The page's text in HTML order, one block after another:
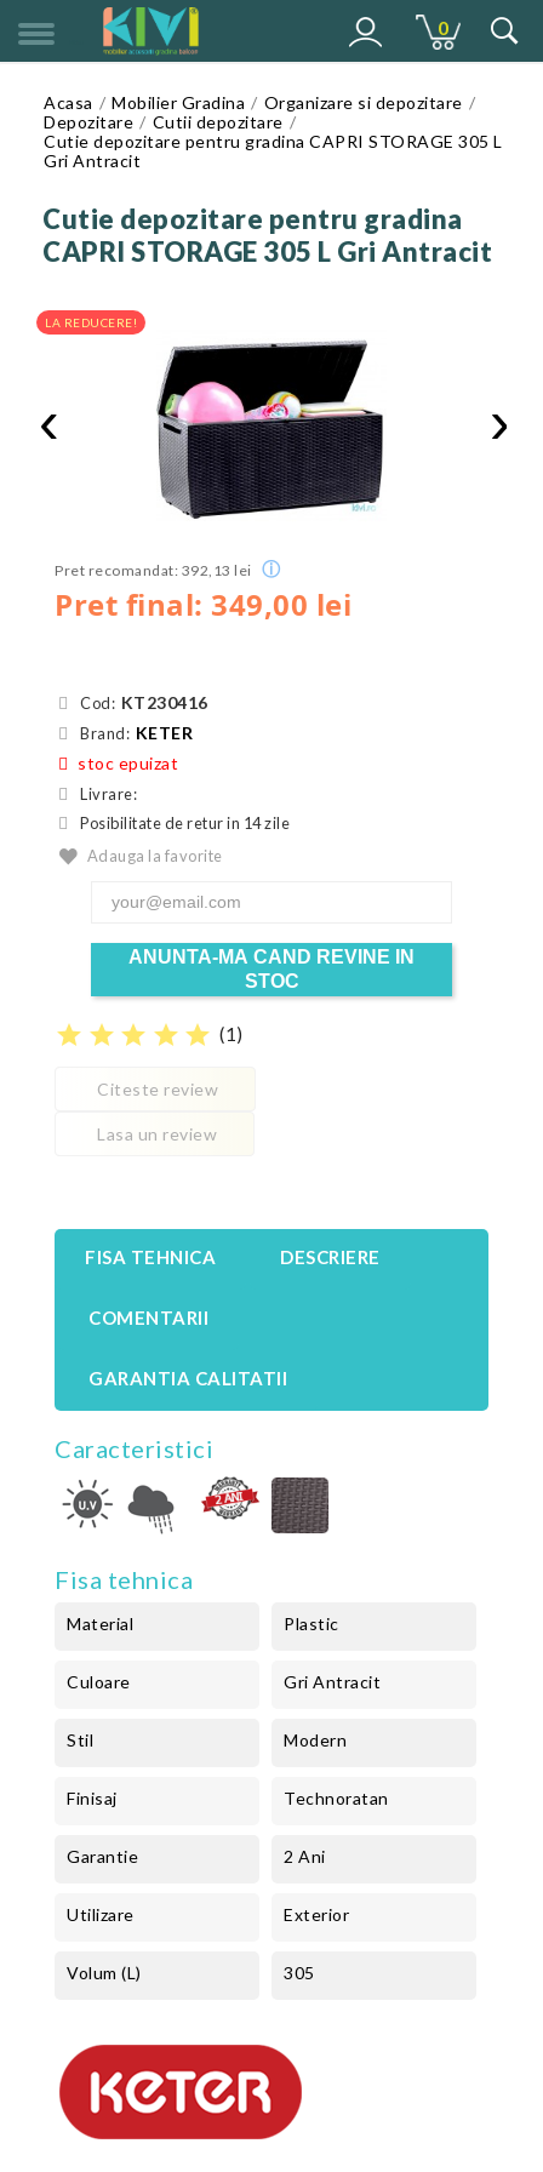
0
Acasa Mobilier Gradina
Organizare si depozitare
Depozitare
Cutii depozitare
Cutie depozitare pentru gradina CAPRI STORAGE 305 L
Gri Antracit
Cutie depozitare pentru gradina
CAPRI STORAGE 305 L Gri Antracit
LA REDUCERE!
‹ ›
Pret final: 349,00 lei
Pret recomandat: 392,13 lei ⓘ
Cod: KT230416
Brand: KETER
stoc epuizat
Livrare:
Posibilitate de retur in 14 zile
Adauga la favorite
ANUNTA-MA CAND REVINE IN
STOC
star star star star star (1)
Citeste review
Lasa un review
FISA TEHNICA DESCRIERE
COMENTARII
GARANTIA CALITATII
Caracteristici
Fisa tehnica
Material Plastic
Culoare Gri Antracit
Stil Modern
Finisaj Technoratan
Garantie 2 Ani
Utilizare Exterior
Volum (L) 305